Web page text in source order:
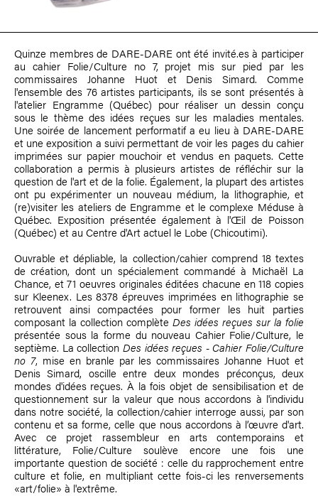
Quinze membres de DARE-DARE ont été invité.es à participer
au cahier Folie/Culture no 7, projet mis sur pied par les
commissaires Johanne Huot et Denis Simard. Comme
l'ensemble des 76 artistes participants, ils se sont présentés à
l'atelier Engramme (Québec) pour réaliser un dessin conçu
sous le thème des idées reçues sur les maladies mentales.
Une soirée de lancement performatif a eu lieu à DARE-DARE
et une exposition a suivi permettant de voir les pages du cahier
imprimées sur papier mouchoir et vendus en paquets. Cette
collaboration a permis à plusieurs artistes de réfléchir sur la
question de l'art et de la folie. Également, la plupart des artistes
ont pu expérimenter un nouveau médium, la lithographie, et
(re)visiter les ateliers de Engramme et le complexe Méduse à
Québec. Exposition présentée également à l'Œil de Poisson
(Québec) et au Centre d'Art actuel le Lobe (Chicoutimi).
Ouvrable et dépliable, la collection/cahier comprend 18 textes
de création, dont un spécialement commandé à Michaël La
Chance, et 71 oeuvres originales éditées chacune en 118 copies
sur Kleenex. Les 8378 épreuves imprimées en lithographie se
retrouvent ainsi compactées pour former les huit parties
composant la collection complète Des idées reçues sur la folie
présentée sous la forme du nouveau Cahier Folie/Culture, le
septième. La collection Des idées reçues - Cahier Folie/Culture
no 7, mise en branle par les commissaires Johanne Huot et
Denis Simard, oscille entre deux mondes préconçus, deux
mondes d'idées reçues. À la fois objet de sensibilisation et de
questionnement sur la valeur que nous accordons à l'individu
dans notre société, la collection/cahier interroge aussi, par son
contenu et sa forme, celle que nous accordons à l’œuvre d'art.
Avec ce projet rassembleur en arts contemporains et
littérature, Folie/Culture soulève encore une fois une
importante question de société : celle du rapprochement entre
culture et folie, en multipliant cette fois-ci les renversements
«art/folie» à l'extrême.